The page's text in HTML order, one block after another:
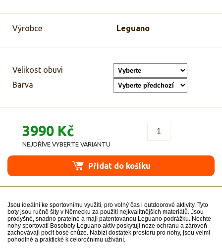
Výrobce Leguano
Velikost obuvi
Barva
3990 Kč
NEJDŘÍVE VYBERTE VARIANTU
Přidat do košíku
Jsou ideální ke sportovnímu využití, pro volný čas i outdoorové aktivity. Tyto
boty jsou ručně šity v Německu za použití nejkvalitnějších materiálů. Jsou
prodyšné, snadno pratelné a mají patentovanou Leguano podrážku. Nechte
nohy sportovat! Bosoboty Leguano aktiv poskytují noze ochranu a zároveň
zachovávají pocit bosé chůze. Nabízí dostatek prostoru pro nohy, jsou velmi
pohodlné a praktické k celoročnímu užívání.